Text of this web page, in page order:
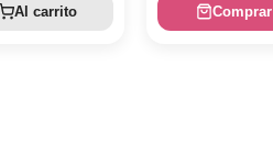
Al carrito Comprar